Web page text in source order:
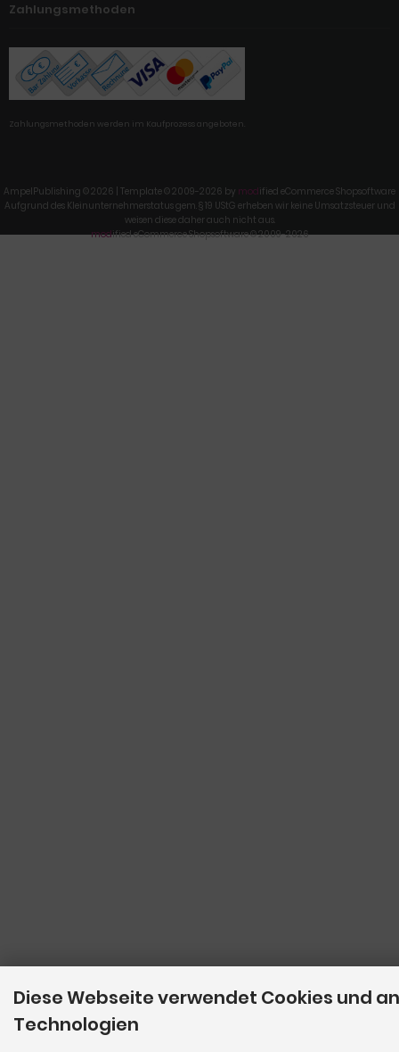
Zahlungsmethoden
Zahlungsmethoden werden im Kaufprozess angeboten.
AmpelPublishing © 2026 | Template © 2009-2026 by modified eCommerce Shopsoftware
Aufgrund des Kleinunternehmerstatus gem. § 19 UStG erheben wir keine Umsatzsteuer und
weisen diese daher auch nicht aus.
modified eCommerce Shopsoftware © 2009-2026
Diese Webseite verwendet Cookies und
Technologien